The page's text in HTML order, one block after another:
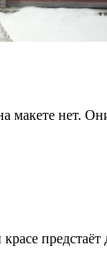
макете нет.